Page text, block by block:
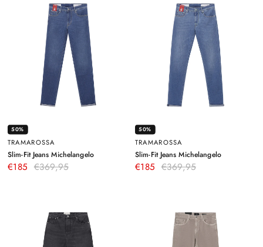
50%
TRAMAROSSA
Slim-Fit Jeans Michelangelo–
€185 €369,95
50%
TRAMAROSSA
Slim-Fit Jeans Michelangelo–
€185 €369,95